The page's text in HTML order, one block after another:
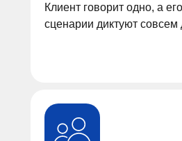
Клиент говорит одно, а
сценарии диктуют совсем